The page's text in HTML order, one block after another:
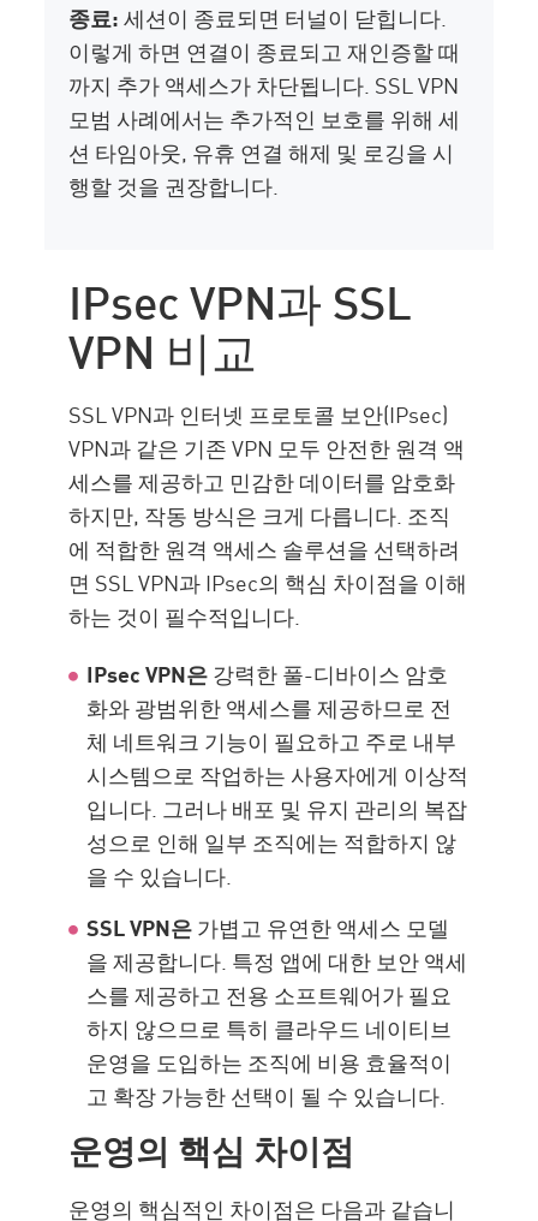
종료:세션이 종료되면 터널이 닫힙니다.
이렇게 하면 연결이 종료되고 재인증할 때
까지 추가 액세스가 차단됩니다. SSL VPN
모범 사례에서는 추가적인 보호를 위해 세
션 타임아웃, 유휴 연결 해제 및 로깅을 시
행할 것을 권장합니다.
IPsec VPN과 SSL
VPN 비교
SSL VPN과 인터넷 프로토콜 보안(IPsec)
VPN과 같은 기존 VPN 모두 안전한 원격 액
세스를 제공하고 민감한 데이터를 암호화
하지만, 작동 방식은 크게 다릅니다. 조직
에 적합한 원격 액세스 솔루션을 선택하려
면 SSL VPN과 IPsec의 핵심 차이점을 이해
하는 것이 필수적입니다.
IPsec VPN은강력한 풀-디바이스 암호
화와 광범위한 액세스를 제공하므로 전
체 네트워크 기능이 필요하고 주로 내부
시스템으로 작업하는 사용자에게 이상적
입니다. 그러나 배포 및 유지 관리의 복잡
성으로 인해 일부 조직에는 적합하지 않
을 수 있습니다.
SSL VPN은가볍고 유연한 액세스 모델
을 제공합니다. 특정 앱에 대한 보안 액세
스를 제공하고 전용 소프트웨어가 필요
하지 않으므로 특히 클라우드 네이티브
운영을 도입하는 조직에 비용 효율적이
고 확장 가능한 선택이 될 수 있습니다.
운영의 핵심 차이점
운영의 핵심적인 차이점은 다음과 같습니